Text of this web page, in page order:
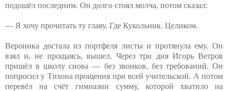
подошёл последним. Он долго стоял молча, потом сказал:
— Я хочу прочитать ту главу. Где Кукольник. Целиком.
Вероника достала из портфеля листы и протянула ему. Он
взял и, не прощаясь, вышел. Через три дня Игорь Ветров
пришёл в школу снова — без звонков, без требований. Он
попросил у Тихона прощения при всей учительской. А потом
перевёл на счёт гимназии сумму, которой хватило на